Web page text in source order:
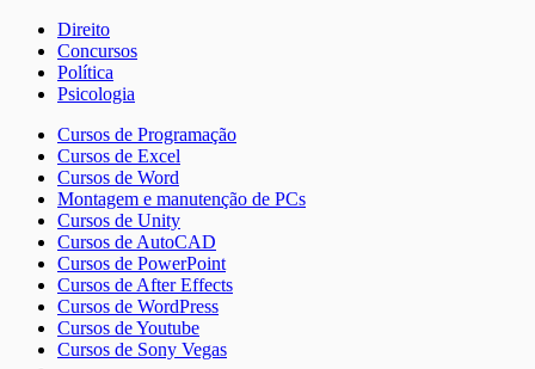
Direito
Concursos
Política
Psicologia
Cursos de Programação
Cursos de Excel
Cursos de Word
Montagem e manutenção de PCs
Cursos de Unity
Cursos de AutoCAD
Cursos de PowerPoint
Cursos de After Effects
Cursos de WordPress
Cursos de Youtube
Cursos de Sony Vegas